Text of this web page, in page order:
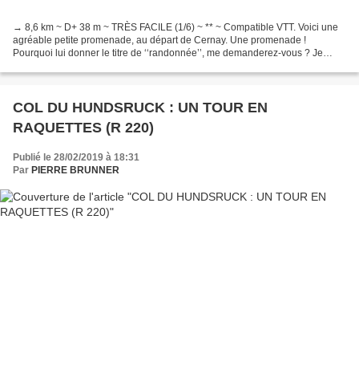
→ 8,6 km ~ D+ 38 m ~ TRÈS FACILE (1/6) ~ ** ~ Compatible VTT. Voici une
agréable petite promenade, au départ de Cernay. Une promenade !
Pourquoi lui donner le titre de ‘‘randonnée’’, me demanderez-vous ? Je
COL DU HUNDSRUCK : UN TOUR EN
RAQUETTES (R 220)
Publié le 28/02/2019 à 18:31
Par PIERRE BRUNNER